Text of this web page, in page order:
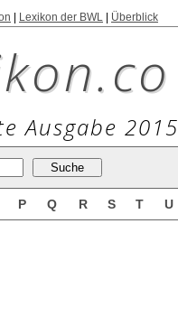
Lexikon der BWL Überblick
Ausgabe 2015
P Q R S T U